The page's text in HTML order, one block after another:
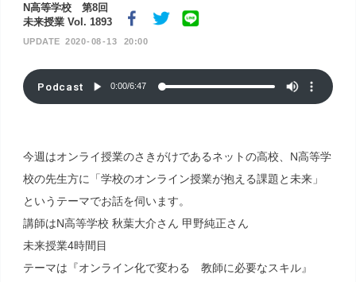
N高等学校 第8回
未来授業 Vol. 1893
2020 08 13 20:00
Podcast 0:00/6:47
今週はオンライ授業のさきがけであるネットの高校、N高等学
校の先生方に「学校のオンライン授業が抱える課題と未来」
というテーマでお話を伺います。
講師はN高等学校 秋葉大介さん 甲野純正さん
未来授業4時間目
テーマは『オンライン化で変わる 教師に必要なスキル』